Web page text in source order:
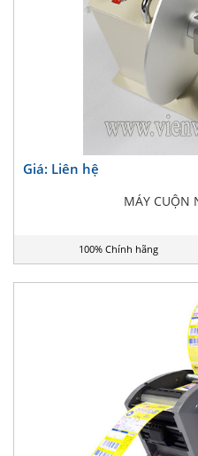
Giá: Liên hệ
MÁY CUỘN
100% Chính hãng